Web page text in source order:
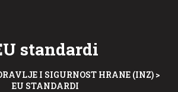
standardi
I SIGURNOST HRANE (INZ)>
EU STANDARDI